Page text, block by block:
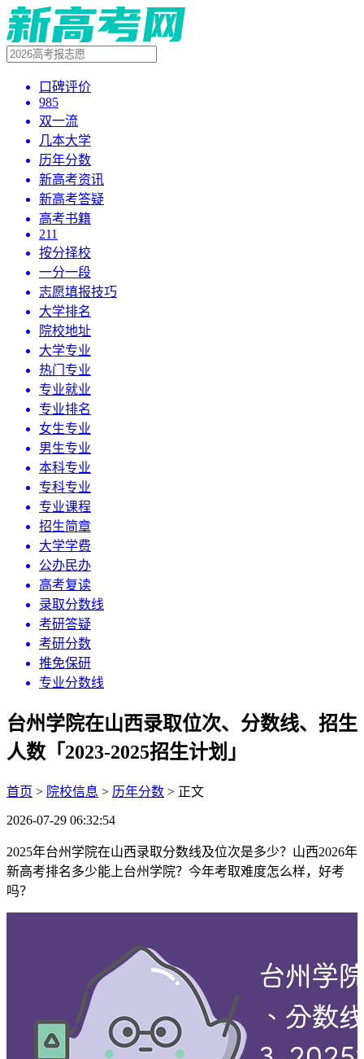
口碑评价
985
双一流
几本大学
历年分数
新高考资讯
新高考答疑
高考书籍
211
按分择校
一分一段
志愿填报技巧
大学排名
院校地址
大学专业
热门专业
专业就业
专业排名
女生专业
男生专业
本科专业
专科专业
专业课程
招生简章
大学学费
公办民办
高考复读
录取分数线
考研答疑
考研分数
推免保研
专业分数线
台州学院在山西录取位次、分数线、招生
人数「2023-2025招生计划」
首页 > 院校信息 > 历年分数 > 正文
2026-07-29 06:32:54
2025年台州学院在山西录取分数线及位次是多少？山西2026年
新高考排名多少能上台州学院？今年考取难度怎么样，好考
吗？